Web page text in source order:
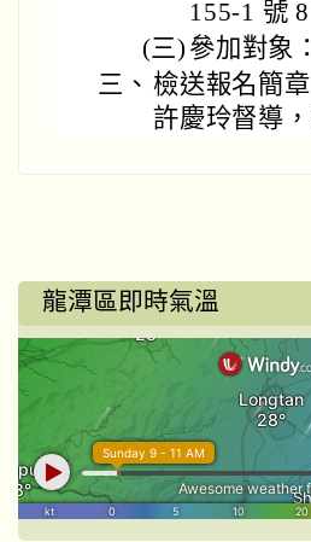
155-1 號
(三) 參加對象
三、 檢送報名簡
許慶玲督導
龍潭區即時氣溫